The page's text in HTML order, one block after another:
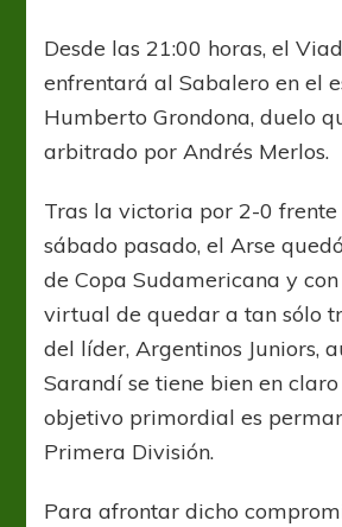
Desde las 21:00 horas, el
enfrentará al Sabalero en el
Humberto Grondona, duelo
arbitrado por Andrés Merlos.
Tras la victoria por 2-0
sábado pasado, el Arse
de Copa Sudamericana y
virtual de quedar a tan sólo
del líder, Argentinos Juniors,
Sarandí se tiene bien en
objetivo primordial es
Primera División.
Para afrontar dicho